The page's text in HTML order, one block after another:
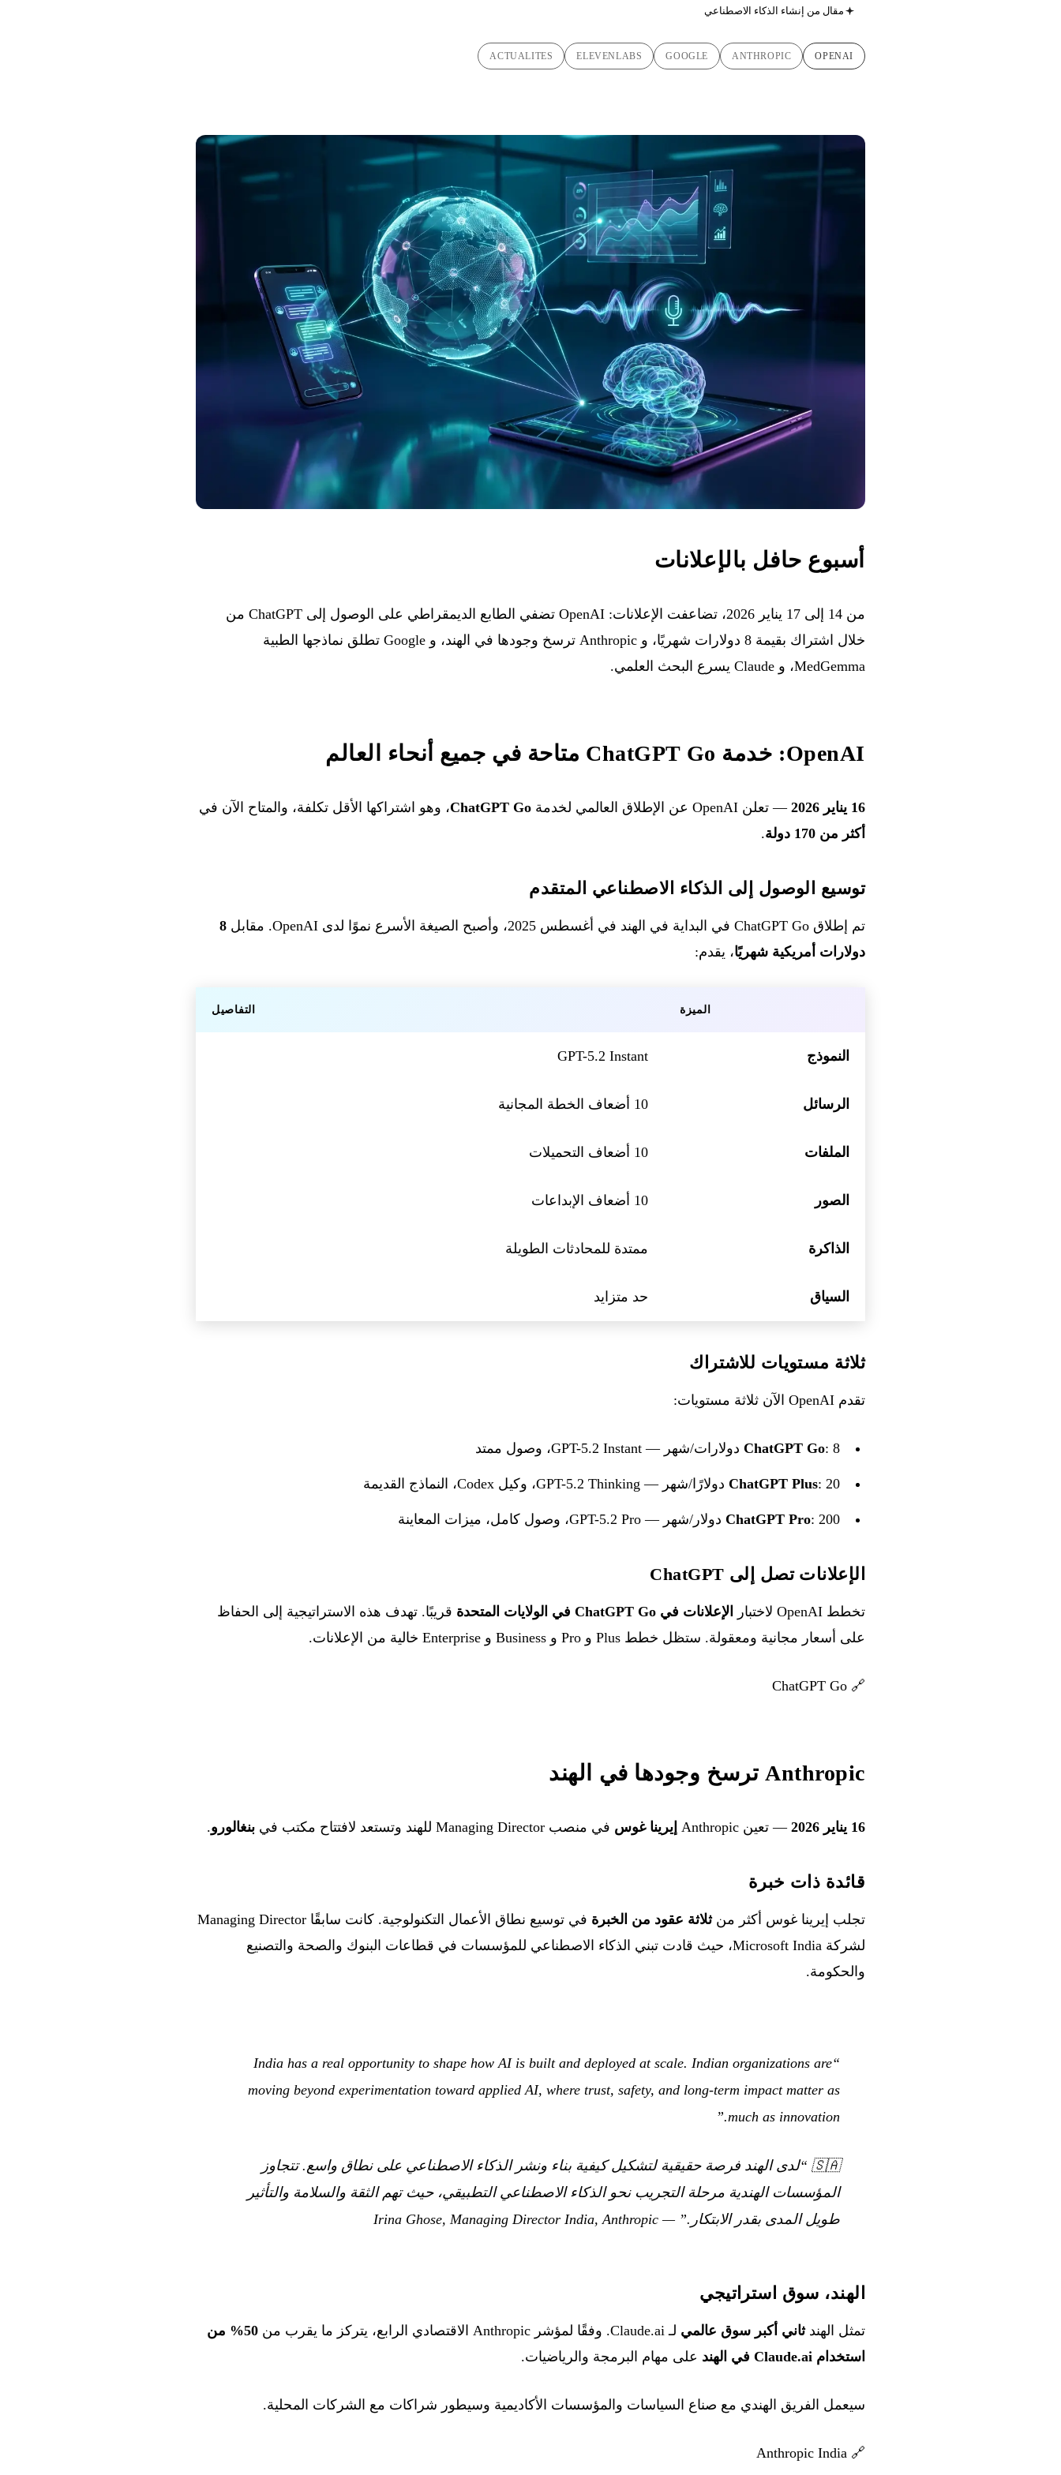
مقال من إنشاء الذكاء الاصطناعي
OPENAI
ANTHROPIC
GOOGLE
ELEVENLABS
ACTUALITES
أسبوع حافل بالإعلانات
من 14 إلى 17 يناير 2026، تضاعفت الإعلانات: OpenAI تضفي الطابع الديمقراطي على الوصول إلى ChatGPT من
خلال اشتراك بقيمة 8 دولارات شهريًا، و Anthropic ترسخ وجودها في الهند، و Google تطلق نماذجها الطبية
MedGemma، و Claude يسرع البحث العلمي.
OpenAI: خدمة ChatGPT Go متاحة في جميع أنحاء العالم
16 يناير 2026 — تعلن OpenAI عن الإطلاق العالمي لخدمة ChatGPT Go، وهو اشتراكها الأقل تكلفة، والمتاح الآن في
أكثر من 170 دولة
.
توسيع الوصول إلى الذكاء الاصطناعي المتقدم
تم إطلاق ChatGPT Go في البداية في الهند في أغسطس 2025، وأصبح الصيغة الأسرع نموًا لدى OpenAI. مقابل
8
دولارات أمريكية شهريًا، يقدم:
الميزة التفاصيل
النموذج GPT-5.2 Instant
الرسائل 10 أضعاف الخطة المجانية
الملفات 10 أضعاف التحميلات
الصور 10 أضعاف الإبداعات
الذاكرة ممتدة للمحادثات الطويلة
السياق حد متزايد
ثلاثة مستويات للاشتراك
تقدم OpenAI الآن ثلاثة مستويات:
ChatGPT Go: 8 دولارات/شهر — GPT-5.2 Instant، وصول ممتد
ChatGPT Plus: 20 دولارًا/شهر — GPT-5.2 Thinking، وكيل Codex، النماذج القديمة
ChatGPT Pro: 200 دولار/شهر — GPT-5.2 Pro، وصول كامل، ميزات المعاينة
الإعلانات تصل إلى ChatGPT
تخطط OpenAI لاختبار الإعلانات في ChatGPT Go في الولايات المتحدة
قريبًا. تهدف هذه الاستراتيجية إلى الحفاظ
على أسعار مجانية ومعقولة. ستظل خطط Plus و Pro و Business و Enterprise خالية من الإعلانات.
🔗
ChatGPT Go
Anthropic ترسخ وجودها في الهند
16 يناير 2026 — تعين Anthropic إيرينا غوس في منصب Managing Director للهند وتستعد لافتتاح مكتب في بنغالورو.
قائدة ذات خبرة
تجلب إيرينا غوس أكثر منثلاثة عقود من الخبرة
في توسيع نطاق الأعمال التكنولوجية. كانت سابقًا Managing Director
لشركة Microsoft India، حيث قادت تبني الذكاء الاصطناعي للمؤسسات في قطاعات البنوك والصحة والتصنيع
والحكومة.
“India has a real opportunity to shape how AI is built and deployed at scale. Indian organizations are
moving beyond experimentation toward applied AI, where trust, safety, and long-term impact matter as
much as innovation.”
🇸🇦 “لدى الهند فرصة حقيقية لتشكيل كيفية بناء ونشر الذكاء الاصطناعي على نطاق واسع. تتجاوز
المؤسسات الهندية مرحلة التجريب نحو الذكاء الاصطناعي التطبيقي، حيث تهم الثقة والسلامة والتأثير
طويل المدى بقدر الابتكار.” — Irina Ghose, Managing Director India, Anthropic
الهند، سوق استراتيجي
تمثل الهندثاني أكبر سوق عالمي لـ Claude.ai. وفقًا لمؤشر Anthropic الاقتصادي الرابع، يتركز ما يقرب من
50% من
استخدام Claude.ai في الهند
على مهام البرمجة والرياضيات.
سيعمل الفريق الهندي مع صناع السياسات والمؤسسات الأكاديمية وسيطور شراكات مع الشركات المحلية.
🔗
Anthropic India